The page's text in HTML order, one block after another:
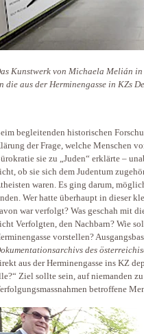
Kunstwerk von Michaela Melián
die aus der Herminengasse in KZs
begleitenden historischen
der Frage, welche Menschen
sie zu „Juden“ erklärte –
ob sie sich dem Judentum
waren. Es ging darum,
Wer hatte überhaupt in dieser
war verfolgt? Was geschah mit
Verfolgten, den Nachbarn? Wie
vorstellen?
des
aus der Herminengasse ins KZ
Ziel sollte sein, auf niemanden
betroffene